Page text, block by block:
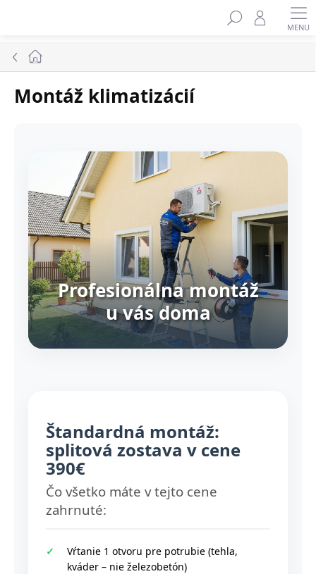
Domov
Montáž klimatizácií
Profesionálna montáž
u vás doma
Štandardná montáž:
splitová zostava v cene
390€
Čo všetko máte v tejto cene
zahrnuté:
Vŕtanie 1 otvoru pre potrubie (tehla,
kváder – nie železobetón)